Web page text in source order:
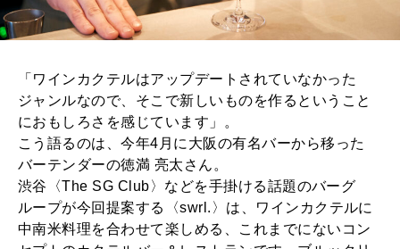
「ワインカクテルはアップデートされていなかった
ジャンルなので、そこで新しいものを作るということ
におもしろさを感じています」。
こう語るのは、今年4月に大阪の有名バーから移った
バーテンダーの徳満 亮太さん。
渋谷〈The SG Club〉などを手掛ける話題のバーグ
ループが今回提案する〈swrl.〉は、ワインカクテルに
中南米料理を合わせて楽しめる、これまでにないコン